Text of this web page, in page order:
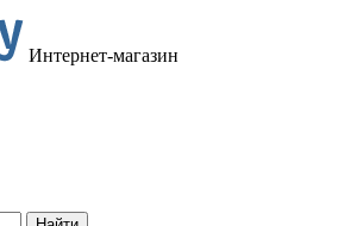
Интернет-магазин